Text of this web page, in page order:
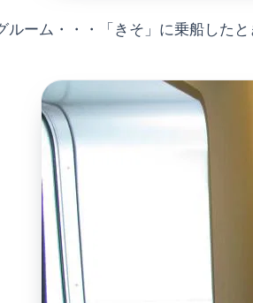
ルーム・・・「きそ」に乗船した